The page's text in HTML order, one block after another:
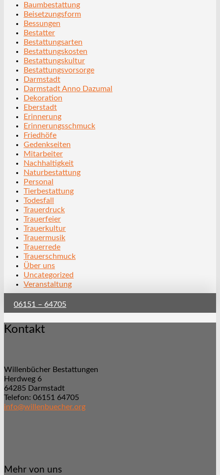
Baumbestattung
Beisetzungsform
Bessungen
Bestatter
Bestattungsarten
Bestattungskosten
Bestattungskultur
Bestattungsvorsorge
Darmstadt
Darmstadt Anno Dazumal
Dekoration
Eberstadt
Erinnerung
Erinnerungsschmuck
Friedhöfe
Gedenkseiten
Mitarbeiter
Nachhaltigkeit
Naturbestattung
Personal
Tierbestattung
Todesfall
Trauerdruck
Trauerfeier
Trauerkultur
Trauermusik
Trauerrede
Trauerschmuck
Über uns
Uncategorized
Veranstaltung
06151 – 64705
Kontakt
Willenbücher Bestattungen
Herdweg 6
64285 Darmstadt
Telefon: 06151 64705
info@willenbuecher.org
Mehr von uns